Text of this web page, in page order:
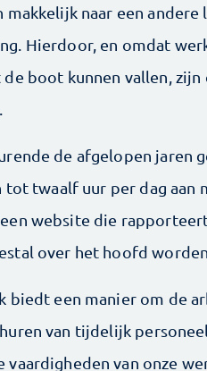
makkelijk naar een
Hierdoor, en omdat
boot kunnen vallen,
de afgelopen jaren
tot twaalf uur per dag aan
website die
over het hoofd worden
biedt een manier om de
van tijdelijk
vaardigheden van onze